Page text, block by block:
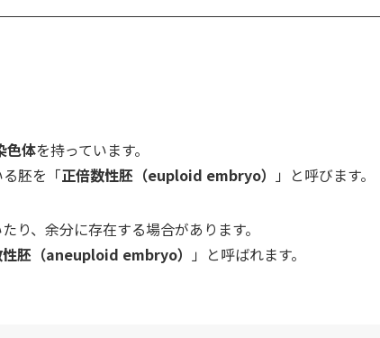
色体を持っています。
胚を「正倍数性胚（euploid embryo） 」と呼びます。
り、余分に存在する場合があります。
胚（aneuploid embryo） 」と呼ばれます。